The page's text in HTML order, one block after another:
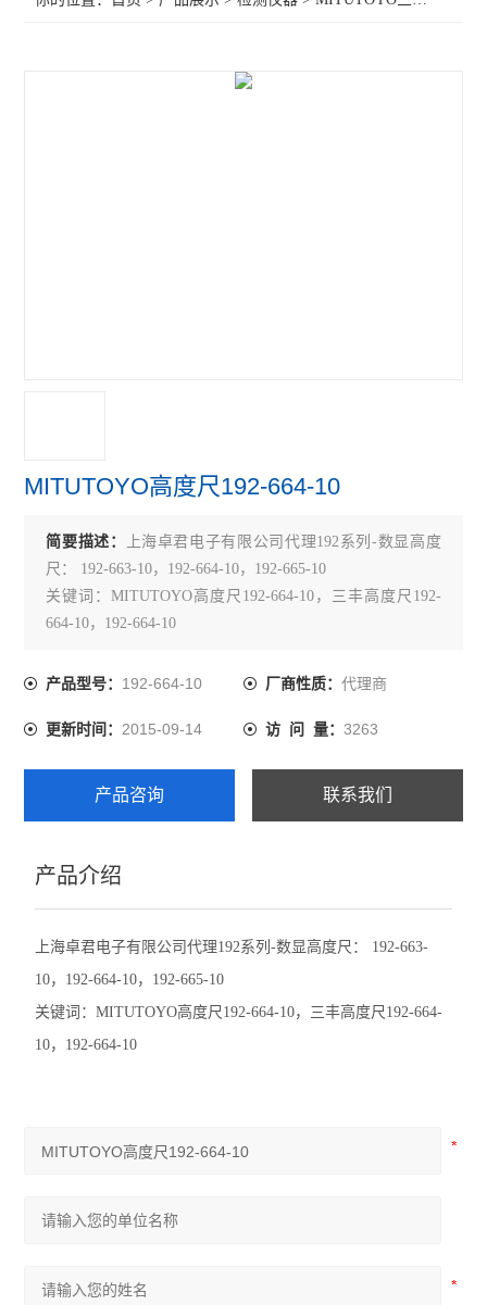
SK新泻
ELSEN爱森
佐藤SATO
瑞士TETKO
横河YOKOGAWA
赛发SEFAR
新宝SHIMPO
查看全部 >>
MITUTOYO高度尺192-664-10
简要描述：
上海卓君电子有限公司代理192系列-数显高度
尺： 192-663-10，192-664-10，192-665-10
关键词：MITUTOYO高度尺192-664-10，三丰高度尺192-
664-10，192-664-10
产品型号： 192-664-10 厂商性质： 代理商
更新时间：2015-09-14 访 问 量： 3263
产品咨询 联系我们
产品介绍
上海卓君电子有限公司代理192系列-数显高度尺： 192-663-
10，192-664-10，192-665-10
关键词：MITUTOYO高度尺 192-664-10，三丰高度尺 192-664-
10， 192-664-10